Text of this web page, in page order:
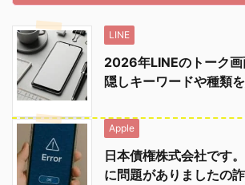
LINE
2026年LINEのトーク
隠しキーワードや種類
Apple
日本債権株式会社です
に問題がありましたの